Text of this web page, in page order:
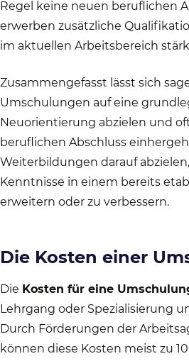
Regel keine neuen beruflichen
erwerben zusätzliche
im aktuellen Arbeitsbereich
Zusammengefasst lässt sich
Umschulungen auf eine
Neuorientierung abzielen und
beruflichen Abschluss
Weiterbildungen darauf
Kenntnisse in einem bereits
erweitern oder zu verbessern.
Die Kosten einer
Die Kosten für eine
Lehrgang oder Spezialisierung
Durch Förderungen der
können diese Kosten meist zu